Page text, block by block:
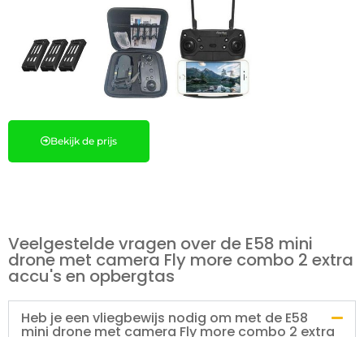
Bekijk de prijs
Veelgestelde vragen over de E58 mini
drone met camera Fly more combo 2 extra
accu's en opbergtas
Heb je een vliegbewijs nodig om met de E58
mini drone met camera Fly more combo 2 extra